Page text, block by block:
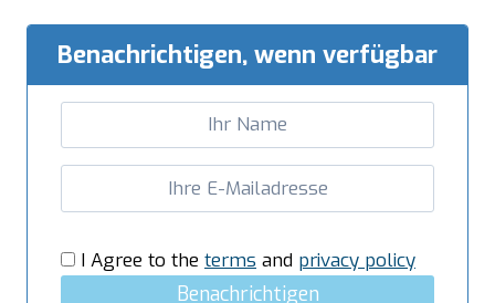
Becken,
2000
Benachrichtigen, wenn verfügbar
I Agree to the terms and privacy policy
Benachrichtigen